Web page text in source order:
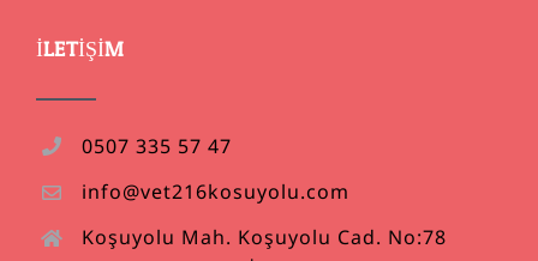
İLETIŞIM
0507 335 57 47
info@vet216kosuyolu.com
Koşuyolu Mah. Koşuyolu Cad. No:78